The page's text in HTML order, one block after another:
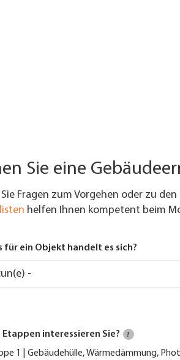
Sie eine
Fragen zum Vorgehen oder zu
helfen Ihnen kompetent beim
für ein Objekt handelt es sich?
Etappen interessieren Sie? ?
1 | Gebäudehülle, Wärmedämmung,